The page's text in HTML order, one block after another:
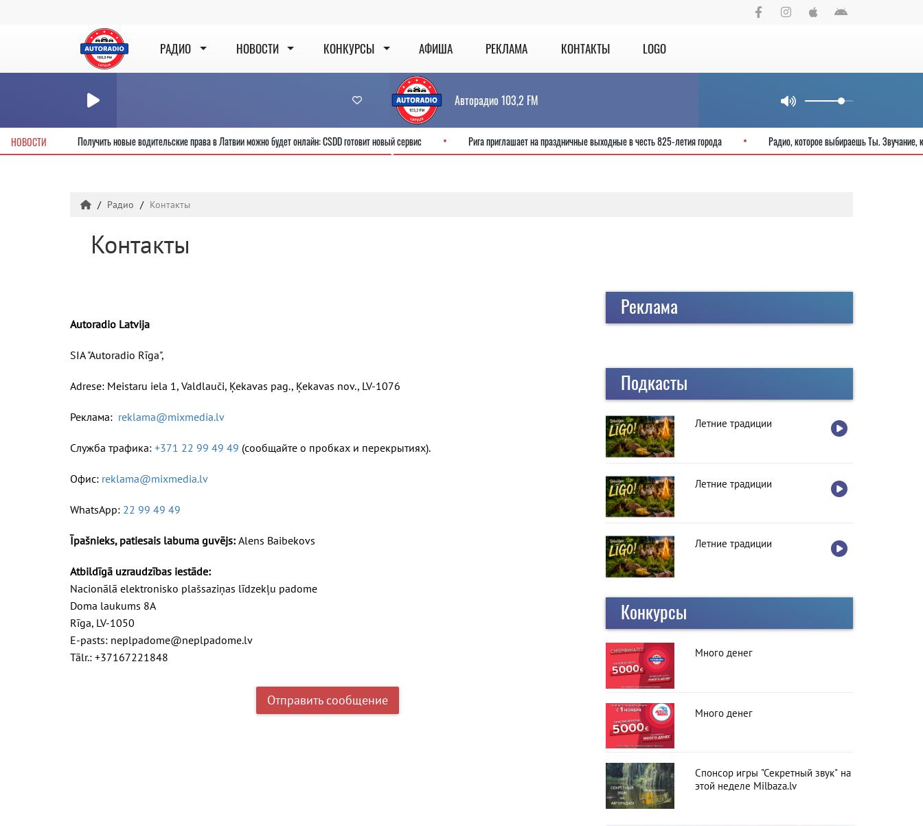
РАДИО НОВОСТИ КОНКУРСЫ АФИША РЕКЛАМА КОНТАКТЫ LOGO
Авторадио 103,2 FM
НОВОСТИ
секунды Получить новые водительские права в Латвии можно будет онлайн: CSDD готовит новый сервис Рига приглашает на праздничные выходные в честь 825-летия города Радио, которое выбираешь Ты.
Радио Контакты
Контакты
Autoradio Latvija
SIA "Autoradio Rīga",
Adrese: Meistaru iela 1, Valdlauči, Ķekavas pag., Ķekavas nov., LV-1076
Реклама: reklama@mixmedia.lv
Служба трафика: +371 22 99 49 49 (сообщайте о пробках и перекрытиях).
Офис: reklama@mixmedia.lv
WhatsApp: 22 99 49 49
Īpašnieks, patiesais labuma guvējs: Alens Baibekovs
Atbildīgā uzraudzības iestāde:
Nacionālā elektronisko plašsaziņas līdzekļu padome
Doma laukums 8A
Rīga, LV-1050
E-pasts: neplpadome@neplpadome.lv
Tālr.: +37167221848
Отправить сообщение
Реклама
Подкасты
Летние традиции
Летние традиции
Летние традиции
Конкурсы
Много денег
Много денег
Спонсор игры "Секретный звук" на
этой неделе Milbaza.lv